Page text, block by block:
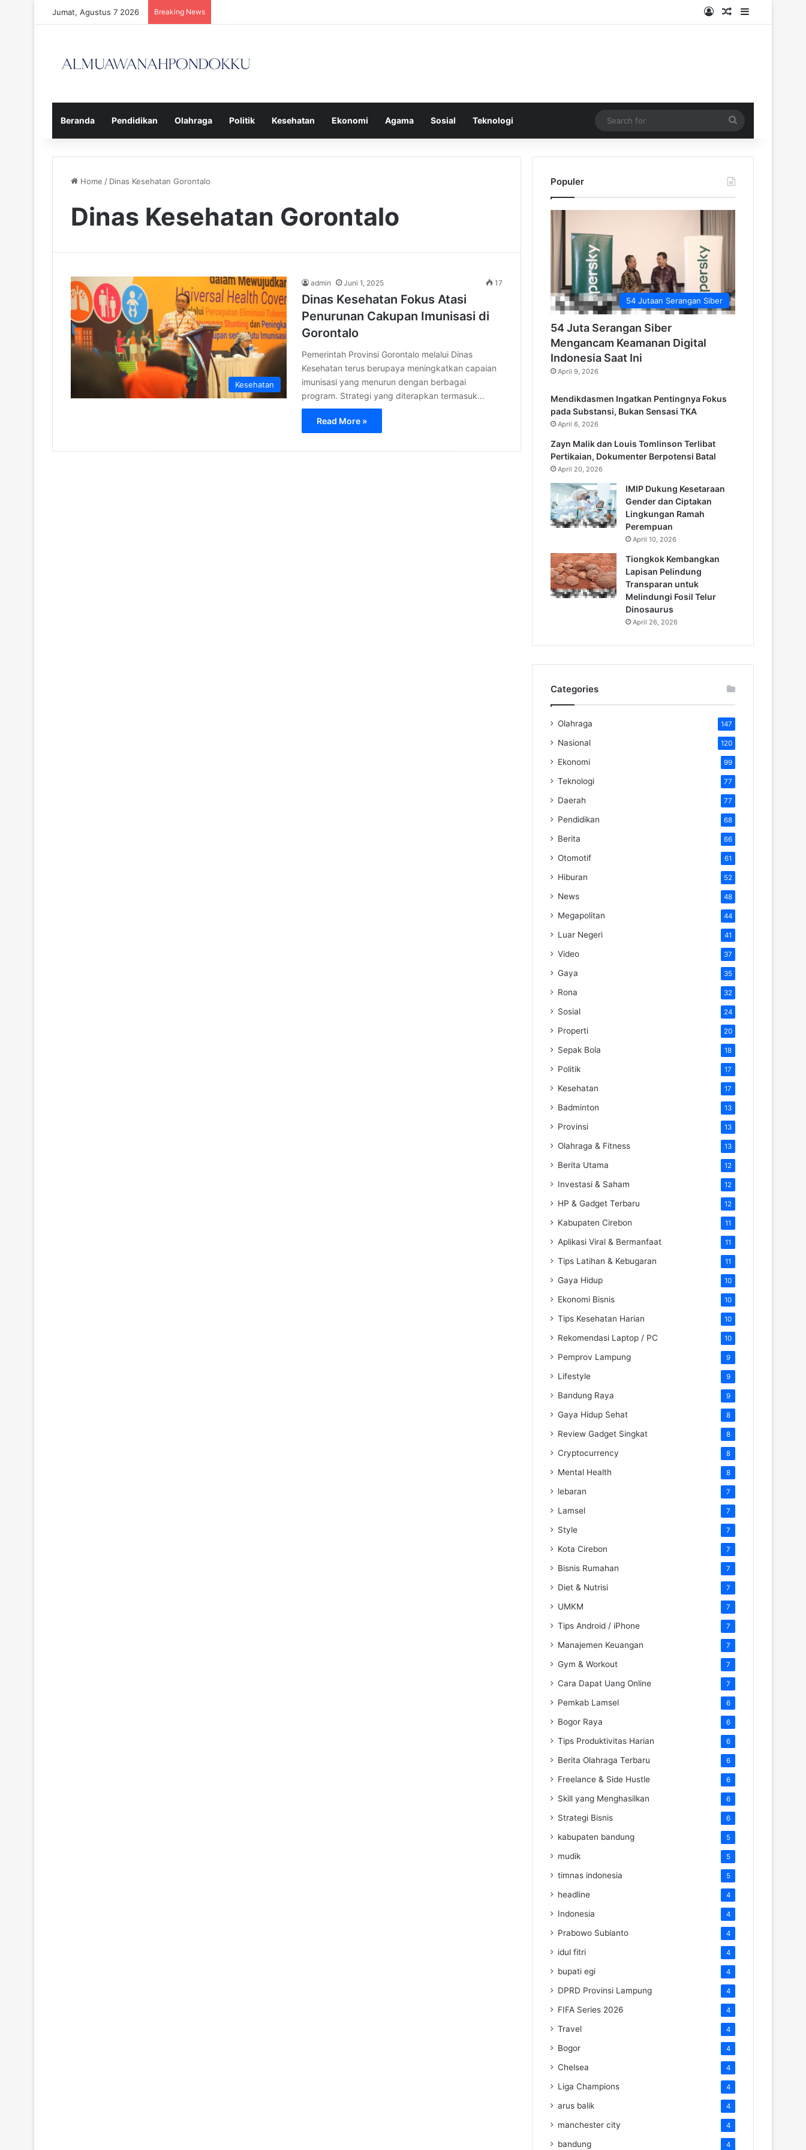
Jumat, Agustus 7 2026 Breaking News Log InRandom Article
Sidebar
Beranda Pendidikan Olahraga Politik Kesehatan Ekonomi Agama Sosial Teknologi
for
Home / Dinas Kesehatan Gorontalo
Dinas Kesehatan Gorontalo
Kesehatan
admin Juni 1, 2025 17
Dinas Kesehatan Fokus Atasi
Penurunan Cakupan Imunisasi di
Gorontalo
Pemerintah Provinsi Gorontalo melalui Dinas
Kesehatan terus berupaya meningkatkan capaian
imunisasi yang menurun dengan berbagai
program. Strategi yang diterapkan termasuk…
Read More »
Populer
54 Jutaan Serangan Siber
54 Juta Serangan Siber
Mengancam Keamanan Digital
Indonesia Saat Ini
April 9, 2026
Mendikdasmen Ingatkan Pentingnya Fokus
pada Substansi, Bukan Sensasi TKA
April 6, 2026
Zayn Malik dan Louis Tomlinson Terlibat
Pertikaian, Dokumenter Berpotensi Batal
April 20, 2026
IMIP Dukung Kesetaraan
Gender dan Ciptakan
Lingkungan Ramah
Perempuan
April 10, 2026
Tiongkok Kembangkan
Lapisan Pelindung
Transparan untuk
Melindungi Fosil Telur
Dinosaurus
April 26, 2026
Categories
Olahraga 147
Nasional 120
Ekonomi 99
Teknologi 77
Daerah 77
Pendidikan 68
Berita 66
Otomotif 61
Hiburan 52
News 48
Megapolitan 44
Luar Negeri 41
Video 37
Gaya 35
Rona 32
Sosial 24
Properti 20
Sepak Bola 18
Politik 17
Kesehatan 17
Badminton 13
Provinsi 13
Olahraga & Fitness 13
Berita Utama 12
Investasi & Saham 12
HP & Gadget Terbaru 12
Kabupaten Cirebon 11
Aplikasi Viral & Bermanfaat 11
Tips Latihan & Kebugaran 11
Gaya Hidup 10
Ekonomi Bisnis 10
Tips Kesehatan Harian 10
Rekomendasi Laptop / PC 10
Pemprov Lampung 9
Lifestyle 9
Bandung Raya 9
Gaya Hidup Sehat 8
Review Gadget Singkat 8
Cryptocurrency 8
Mental Health 8
lebaran 7
Lamsel 7
Style 7
Kota Cirebon 7
Bisnis Rumahan 7
Diet & Nutrisi 7
UMKM 7
Tips Android / iPhone 7
Manajemen Keuangan 7
Gym & Workout 7
Cara Dapat Uang Online 7
Pemkab Lamsel 6
Bogor Raya 6
Tips Produktivitas Harian 6
Berita Olahraga Terbaru 6
Freelance & Side Hustle 6
Skill yang Menghasilkan 6
Strategi Bisnis 6
kabupaten bandung 5
mudik 5
timnas indonesia 5
headline 4
Indonesia 4
Prabowo Subianto 4
idul fitri 4
bupati egi 4
DPRD Provinsi Lampung 4
FIFA Series 2026 4
Travel 4
Bogor 4
Chelsea 4
Liga Champions 4
arus balik 4
manchester city 4
bandung 4